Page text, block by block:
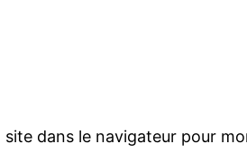
dans le navigateur pour